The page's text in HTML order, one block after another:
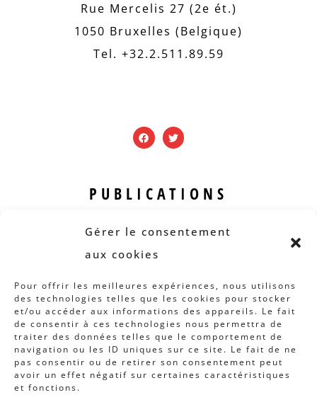
Gérer le consentement
aux cookies
Pour offrir les meilleures expériences, nous utilisons
des technologies telles que les cookies pour stocker
et/ou accéder aux informations des appareils. Le fait
de consentir à ces technologies nous permettra de
traiter des données telles que le comportement de
navigation ou les ID uniques sur ce site. Le fait de ne
pas consentir ou de retirer son consentement peut
avoir un effet négatif sur certaines caractéristiques
et fonctions.
Rue Mercelis 27 (2e ét.)
1050 Bruxelles (Belgique)
Tel. +32.2.511.89.59
PUBLICATIONS
Revue B.I.S.
Rapports et analyses
Articles
AUTRES INFOS
Actions
Concertation
Archives